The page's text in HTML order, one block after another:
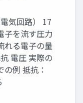
気回路） 17
子を流す圧力
れる電子の量
電圧 実際の
例 抵抗：